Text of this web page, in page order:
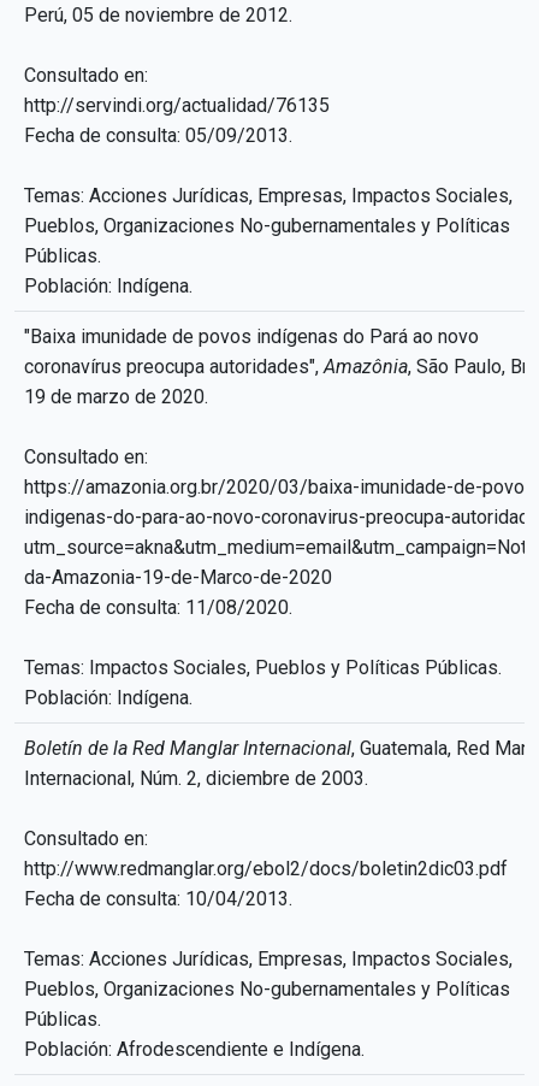
Perú, 05 de noviembre de 2012.
Consultado en:
http://servindi.org/actualidad/76135
Fecha de consulta: 05/09/2013.
Temas: Acciones Jurídicas, Empresas, Impactos Sociales,
Pueblos, Organizaciones No-gubernamentales y Políticas
Públicas.
Población: Indígena.
"Baixa imunidade de povos indígenas do Pará ao novo
coronavírus preocupa autoridades",Amazônia, São Paulo,
19 de marzo de 2020.
Consultado en:
https://amazonia.org.br/2020/03/baixa-imunidade-de-
indigenas-do-para-ao-novo-coronavirus-preocupa-
da-Amazonia-19-de-Marco-de-2020
Fecha de consulta: 11/08/2020.
Temas: Impactos Sociales, Pueblos y Políticas Públicas.
Población: Indígena.
Boletín de la Red Manglar Internacional, Guatemala, Red
Internacional, Núm. 2, diciembre de 2003.
Consultado en:
http://www.redmanglar.org/ebol2/docs/boletin2dic03.pdf
Fecha de consulta: 10/04/2013.
Temas: Acciones Jurídicas, Empresas, Impactos Sociales,
Pueblos, Organizaciones No-gubernamentales y Políticas
Públicas.
Población: Afrodescendiente e Indígena.